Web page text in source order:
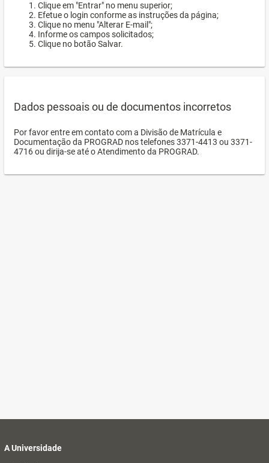
Clique em "Entrar" no menu superior;
Efetue o login conforme as instruções da página;
Clique no menu "Alterar E-mail";
Informe os campos solicitados;
Clique no botão Salvar.
Dados pessoais ou de documentos incorretos
Por favor entre em contato com a Divisão de Matrícula e
Documentação da PROGRAD nos telefones 3371-4413 ou 3371-
4716 ou dirija-se até o Atendimento da PROGRAD.
A Universidade